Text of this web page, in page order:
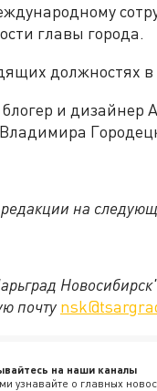
главы города.
должностях
блогер и дизайнер
на
почту
на наши каналы
узнавайте о главных